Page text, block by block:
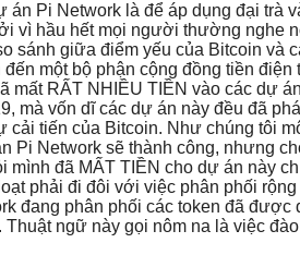
án Pi Network là để áp dụng đại trà
vì hầu hết mọi người thường nghe
sánh giữa điểm yếu của Bitcoin và
đến một bộ phận cộng đồng tiền
mất RẤT NHIỀU TIỀN vào các dự
mà vốn dĩ các dự án này đều đã
cải tiến của Bitcoin. Như chúng tôi
Pi Network sẽ thành công, nhưng
mình đã MẤT TIỀN cho dự án này
phải đi đôi với việc phân phối
đang phân phối các token đã được
Thuật ngữ này gọi nôm na là việc